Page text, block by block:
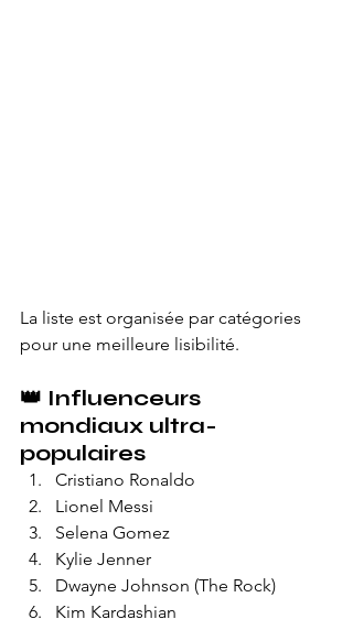
La liste est organisée par catégories
pour une meilleure lisibilité.
👑 Influenceurs
mondiaux ultra-
populaires
Cristiano Ronaldo
Lionel Messi
Selena Gomez
Kylie Jenner
Dwayne Johnson (The Rock)
Kim Kardashian